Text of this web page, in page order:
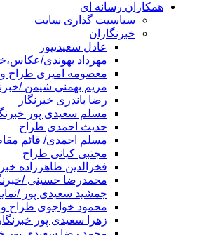
همکاران رسانه ای
سیاسیت گذاری سایت
خبرنگاران
عادل سعیدیپور
مهرداد بهوندی/
معصومه امیری طراح
مریم بهمنی شیمن /
رضا باندری خبرنگار
مسلم سعیدی پور خبرنگار
حدیث احمدی طراح
مسلم احمدی/ قائم مقام
مجتبی کیانی طراح
فخرالدین طاهرزاده
محمدرضا حسینی /
جمشید سعیدی پور /
محمود خواجوی طراح و
زهرا سعیدی پور خبرنگار